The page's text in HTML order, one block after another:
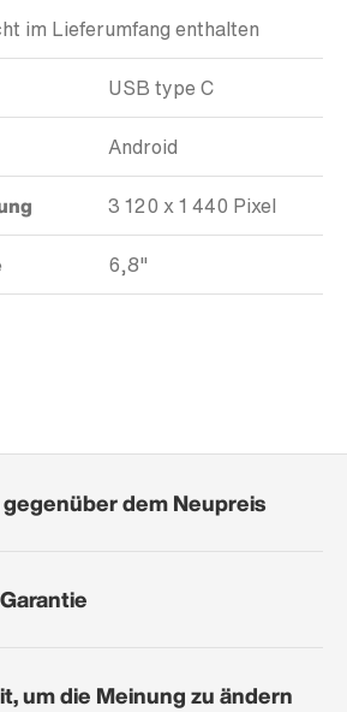
im Lieferumfang enthalten
USB type C
Android
3 120 x 1 440 Pixel
6,8"
gegenüber dem Neupreis
um die Meinung zu ändern